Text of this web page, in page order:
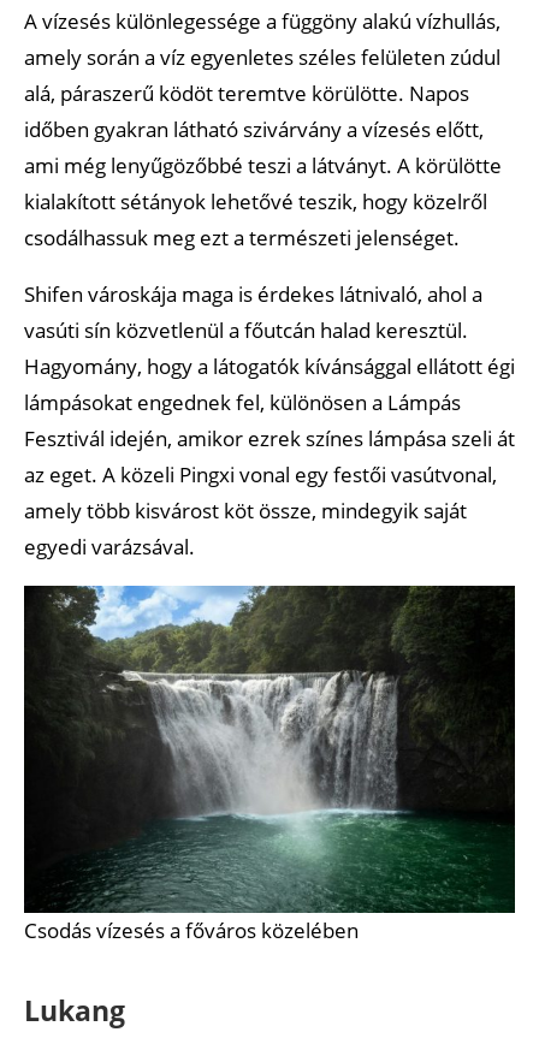
A vízesés különlegessége a függöny alakú vízhullás,
amely során a víz egyenletes széles felületen zúdul
alá, páraszerű ködöt teremtve körülötte. Napos
időben gyakran látható szivárvány a vízesés előtt,
ami még lenyűgözőbbé teszi a látványt. A körülötte
kialakított sétányok lehetővé teszik, hogy közelről
csodálhassuk meg ezt a természeti jelenséget.
Shifen városkája maga is érdekes látnivaló, ahol a
vasúti sín közvetlenül a főutcán halad keresztül.
Hagyomány, hogy a látogatók kívánsággal ellátott égi
lámpásokat engednek fel, különösen a Lámpás
Fesztivál idején, amikor ezrek színes lámpása szeli át
az eget. A közeli Pingxi vonal egy festői vasútvonal,
amely több kisvárost köt össze, mindegyik saját
egyedi varázsával.
Csodás vízesés a főváros közelében
Lukang